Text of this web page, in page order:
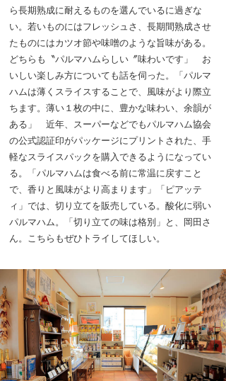
ら長期熟成に耐えるものを選んでいるに過ぎな
い。若いものにはフレッシュさ、長期間熟成させ
たものにはカツオ節や味噌のような旨味がある。
どちらも〝パルマハムらしい〞味わいです」 お
いしい楽しみ方についても話を伺った。「パルマ
ハムは薄くスライスすることで、風味がより際立
ちます。薄い１枚の中に、豊かな味わい、余韻が
ある」 近年、スーパーなどでもパルマハム協会
の公式認証印がパッケージにプリントされた、手
軽なスライスパックを購入できるようになってい
る。「パルマハムは食べる前に常温に戻すこと
で、香りと風味がより高まります」「ピアッテ
ィ」では、切り立てを販売している。酸化に弱い
パルマハム。「切り立ての味は格別」と、岡田さ
ん。こちらもぜひトライしてほしい。